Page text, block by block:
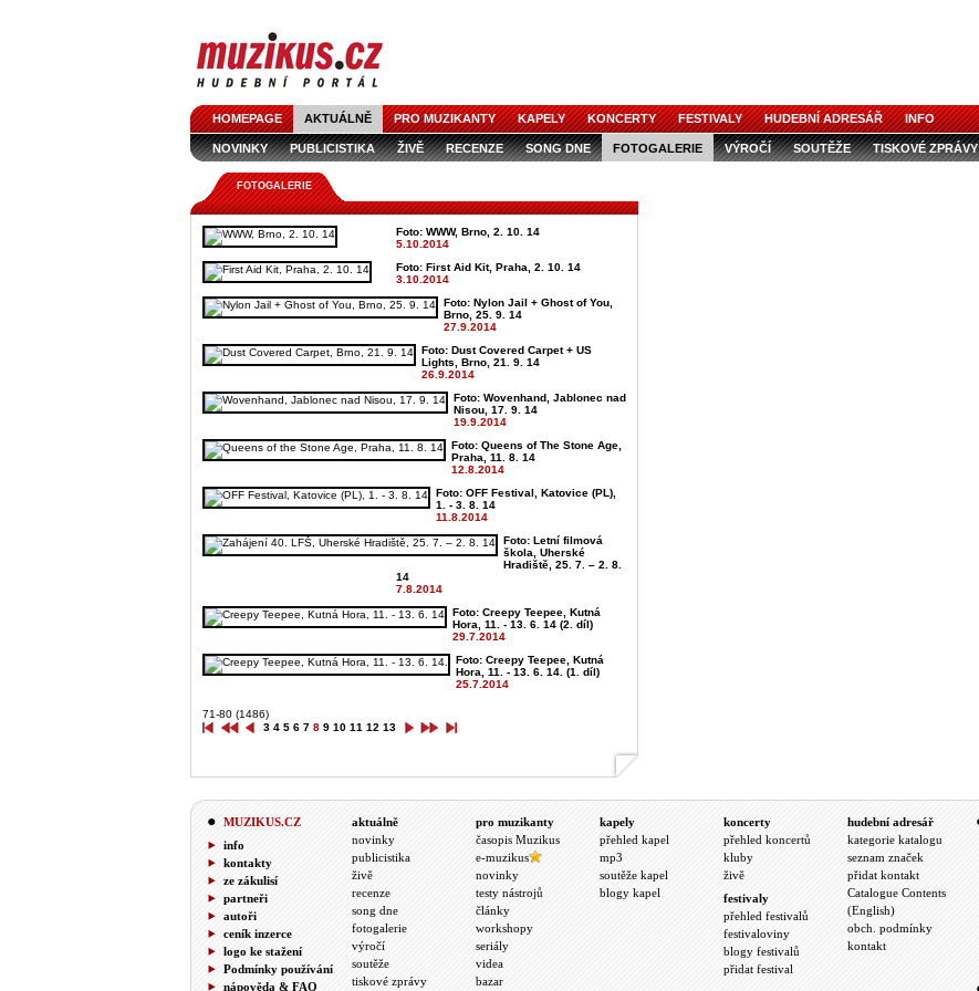
HOMEPAGE AKTUÁLNĚ PRO MUZIKANTY KAPELY KONCERTY FESTIVALY HUDEBNÍ ADRESÁŘ INFO
NOVINKY PUBLICISTIKA ŽIVĚ RECENZE SONG DNE FOTOGALERIE VÝROČÍ SOUTĚŽE TISKOVÉ ZPRÁVY
FOTOGALERIE
Foto: WWW, Brno, 2. 10. 14
5.10.2014
Foto: First Aid Kit, Praha, 2. 10. 14
3.10.2014
Foto: Nylon Jail + Ghost of You,
Brno, 25. 9. 14
27.9.2014
Foto: Dust Covered Carpet + US
Lights, Brno, 21. 9. 14
26.9.2014
Foto: Wovenhand, Jablonec nad
Nisou, 17. 9. 14
19.9.2014
Foto: Queens of The Stone Age,
Praha, 11. 8. 14
12.8.2014
Foto: OFF Festival, Katovice (PL),
1. - 3. 8. 14
11.8.2014
Foto: Letní filmová
škola, Uherské
Hradiště, 25. 7. – 2. 8.
14
7.8.2014
Foto: Creepy Teepee, Kutná
Hora, 11. - 13. 6. 14 (2. díl)
29.7.2014
Foto: Creepy Teepee, Kutná
Hora, 11. - 13. 6. 14. (1. díl)
25.7.2014
71-80 (1486)
3 4 5 6 7 8 9 10 11 12 13
MUZIKUS.CZ
info
kontakty
ze zákulisí
partneři
autoři
ceník inzerce
logo ke stažení
Podmínky používání
nápověda & FAQ
aktuálně
novinky
publicistika
živě
recenze
song dne
fotogalerie
výročí
soutěže
tiskové zprávy
pro muzikanty
časopis Muzikus
e-muzikus
novinky
testy nástrojů
články
workshopy
seriály
videa
bazar
kapely
přehled kapel
mp3
soutěže kapel
blogy kapel
koncerty
přehled koncertů
kluby
živě
festivaly
přehled festivalů
festivaloviny
blogy festivalů
přidat festival
hudební adresář
kategorie katalogu
seznam značek
přidat kontakt
Catalogue Contents
(English)
obch. podmínky
kontakt